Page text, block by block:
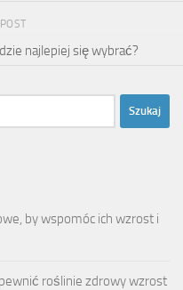
najlepiej się wybrać?
by wspomóc ich wzrost i
roślinie zdrowy wzrost